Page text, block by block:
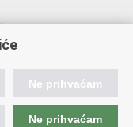
kriminaliteta
Ne prihvaćam
Ne prihvaćam